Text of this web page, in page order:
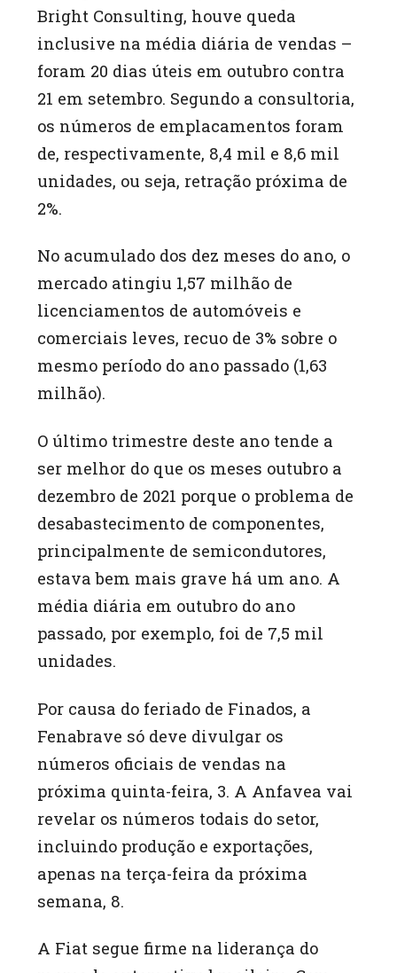
Bright Consulting, houve queda
inclusive na média diária de vendas –
foram 20 dias úteis em outubro contra
21 em setembro. Segundo a consultoria,
os números de emplacamentos foram
de, respectivamente, 8,4 mil e 8,6 mil
unidades, ou seja, retração próxima de
2%.
No acumulado dos dez meses do ano, o
mercado atingiu 1,57 milhão de
licenciamentos de automóveis e
comerciais leves, recuo de 3% sobre o
mesmo período do ano passado (1,63
milhão).
O último trimestre deste ano tende a
ser melhor do que os meses outubro a
dezembro de 2021 porque o problema de
desabastecimento de componentes,
principalmente de semicondutores,
estava bem mais grave há um ano. A
média diária em outubro do ano
passado, por exemplo, foi de 7,5 mil
unidades.
Por causa do feriado de Finados, a
Fenabrave só deve divulgar os
números oficiais de vendas na
próxima quinta-feira, 3. A Anfavea vai
revelar os números todais do setor,
incluindo produção e exportações,
apenas na terça-feira da próxima
semana, 8.
A Fiat segue firme na liderança do